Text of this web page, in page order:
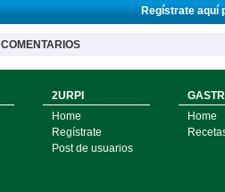
Regístrate aquí
COMENTARIOS
2URPI
Home
Regístrate
Post de usuarios
Home